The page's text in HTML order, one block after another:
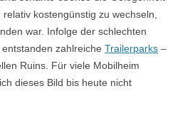
kostengünstig zu wechseln,
war. Infolge der schlechten
zahlreiche Trailerparks –
Ruins. Für viele Mobilheim
dieses Bild bis heute nicht